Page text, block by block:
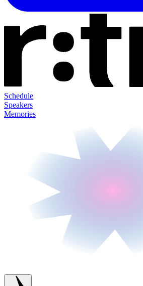
Schedule
Speakers
Memories